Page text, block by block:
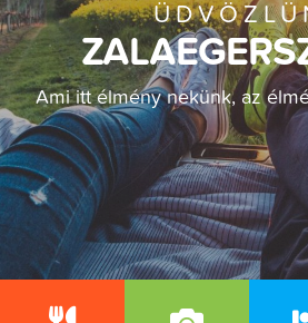
Ami itt élmény nekünk, az